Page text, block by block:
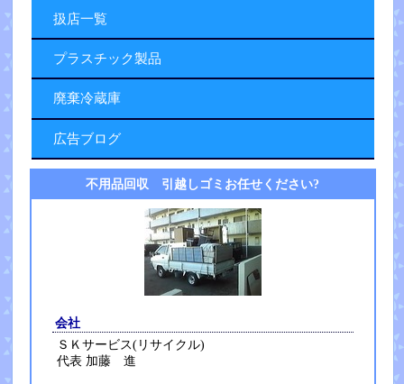
扱店一覧
プラスチック製品
廃棄冷蔵庫
広告ブログ
不用品回収 引越しゴミお任せください?
会社
ＳＫサービス(リサイクル)
代表 加藤 進